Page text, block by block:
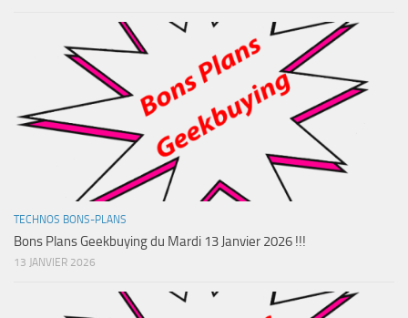
TECHNOS BONS-PLANS
Bons Plans Geekbuying du Mardi 13 Janvier 2026 !!!
13 JANVIER 2026